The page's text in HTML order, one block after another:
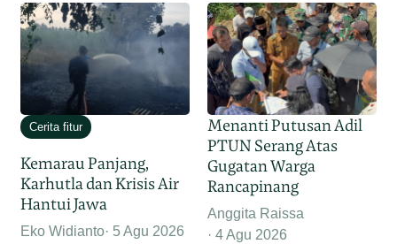
Cerita fitur
Kemarau Panjang,
Karhutla dan Krisis Air
Hantui Jawa
Eko Widianto 5 Agu 2026
Menanti Putusan Adil
PTUN Serang Atas
Gugatan Warga
Rancapinang
Anggita Raissa
4 Agu 2026